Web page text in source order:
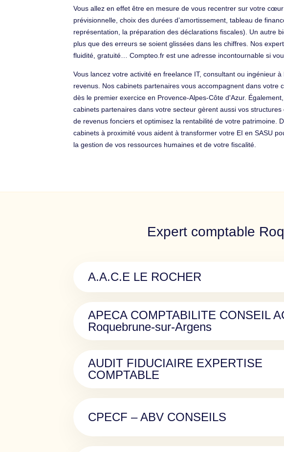
Vous allez en effet être en mesure de vous recentrer sur votre
prévisionnelle, choix des durées d’amortissement, tableau de
représentation, la préparation des déclarations fiscales). Un autre
plus que des erreurs se soient glissées dans les chiffres. Nos
fluidité, gratuité… Compteo.fr est une adresse incontournable si
Vous lancez votre activité en freelance IT, consultant ou ingénieur
revenus. Nos cabinets partenaires vous accompagnent dans
dès le premier exercice en Provence-Alpes-Côte d'Azur.
cabinets partenaires dans votre secteur gèrent aussi vos
de revenus fonciers et optimisez la rentabilité de votre patrimoine.
cabinets à proximité vous aident à transformer votre EI en SASU
la gestion de vos ressources humaines et de votre fiscalité.
Expert comptable
A.A.C.E LE ROCHER
APECA COMPTABILITE CONSEIL
Roquebrune-sur-Argens
AUDIT FIDUCIAIRE EXPERTISE
COMPTABLE
CPECF – ABV CONSEILS